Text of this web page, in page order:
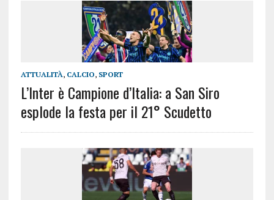
ATTUALITÀ, CALCIO, SPORT
L’Inter è Campione d’Italia: a San Siro
esplode la festa per il 21° Scudetto